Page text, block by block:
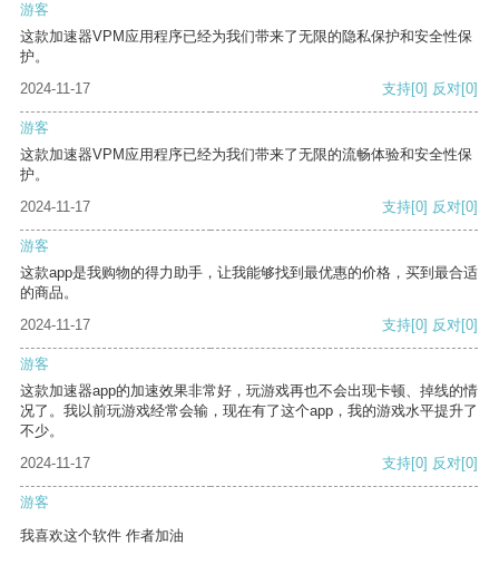
游客
这款加速器VPM应用程序已经为我们带来了无限的隐私保护和安全性保
护。
2024-11-17
支持[0] 反对[0]
游客
这款加速器VPM应用程序已经为我们带来了无限的流畅体验和安全性保
护。
2024-11-17
支持[0] 反对[0]
游客
这款app是我购物的得力助手，让我能够找到最优惠的价格，买到最合适
的商品。
2024-11-17
支持[0] 反对[0]
游客
这款加速器app的加速效果非常好，玩游戏再也不会出现卡顿、掉线的情
况了。我以前玩游戏经常会输，现在有了这个app，我的游戏水平提升了
不少。
2024-11-17
支持[0] 反对[0]
游客
我喜欢这个软件 作者加油